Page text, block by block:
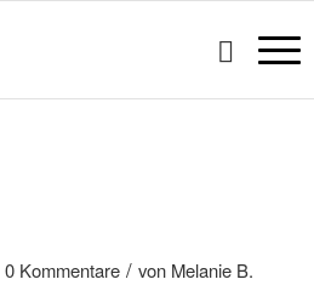
0 Kommentare / von Melanie B.